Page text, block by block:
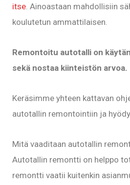
itse. Ainoastaan mahdollisiin
koulutetun ammattilaisen.
Remontoitu autotalli on
sekä nostaa kiinteistön arvoa.
Keräsimme yhteen kattavan
autotallin remontointiin ja
Mitä vaaditaan autotallin
Autotallin remontti on helppo
remontti vaatii kuitenkin